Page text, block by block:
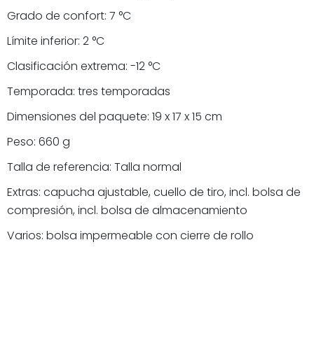
Grado de confort: 7 °C
Límite inferior: 2 °C
Clasificación extrema: -12 °C
Temporada: tres temporadas
Dimensiones del paquete: 19 x 17 x 15 cm
Peso: 660 g
Talla de referencia: Talla normal
Extras: capucha ajustable, cuello de tiro, incl. bolsa de
compresión, incl. bolsa de almacenamiento
Varios: bolsa impermeable con cierre de rollo